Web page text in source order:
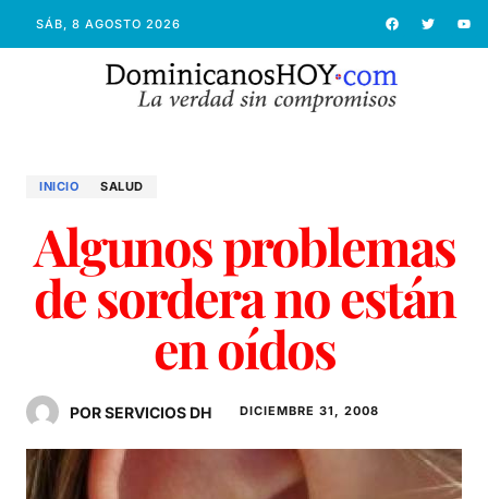
SÁB, 8 AGOSTO 2026
INICIO SALUD
Algunos problemas
de sordera no están
en oídos
POR SERVICIOS DH DICIEMBRE 31, 2008